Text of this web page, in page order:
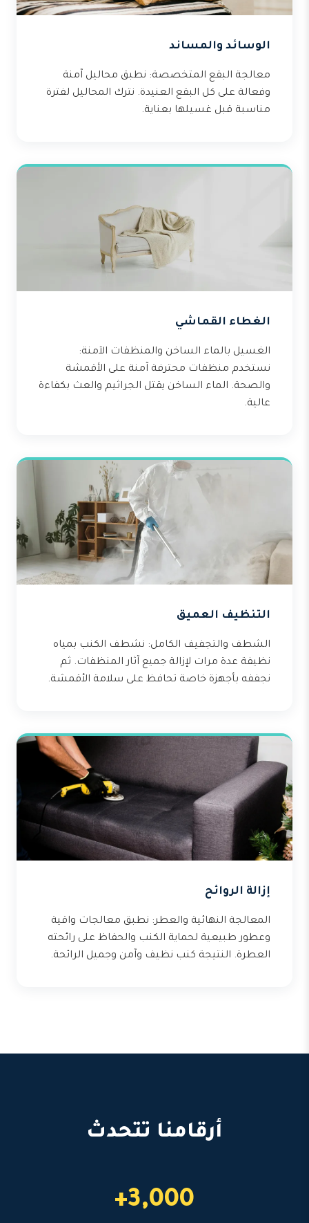
الوسائد والمساند
معالجة البقع المتخصصة: نطبق محاليل آمنة
وفعالة على كل البقع العنيدة. نترك المحاليل لفترة
مناسبة قبل غسيلها بعناية.
الغطاء القماشي
الغسيل بالماء الساخن والمنظفات الآمنة:
نستخدم منظفات محترفة آمنة على الأقمشة
والصحة. الماء الساخن يقتل الجراثيم والعث بكفاءة
عالية.
التنظيف العميق
الشطف والتجفيف الكامل: نشطف الكنب بمياه
نظيفة عدة مرات لإزالة جميع آثار المنظفات. ثم
نجففه بأجهزة خاصة تحافظ على سلامة الأقمشة.
إزالة الروائح
المعالجة النهائية والعطر: نطبق معالجات واقية
وعطور طبيعية لحماية الكنب والحفاظ على رائحته
العطرة. النتيجة كنب نظيف وآمن وجميل الرائحة.
أرقامنا تتحدث
3,000+